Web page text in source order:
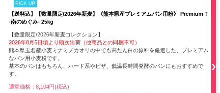
PICK UP
【送料込】【数量限定/2026年新麦】《熊本県産プレミアムパン用粉》 PremiumＴ
-南のめぐみ- 25kg
【数量限定/2026年新麦コレクション】
2026年8月5日頃より順次出荷（他商品との同梱不可）
熊本県玉名産小麦ミナミノカオリの中でも高たん白の原料を厳選した、プレミアム
なパン用小麦粉です。
基本のパンはもちろん、ハード系やピザ、低温長時間発酵のパンにもおすすめで
す。
通常価格：8,104円(税込)